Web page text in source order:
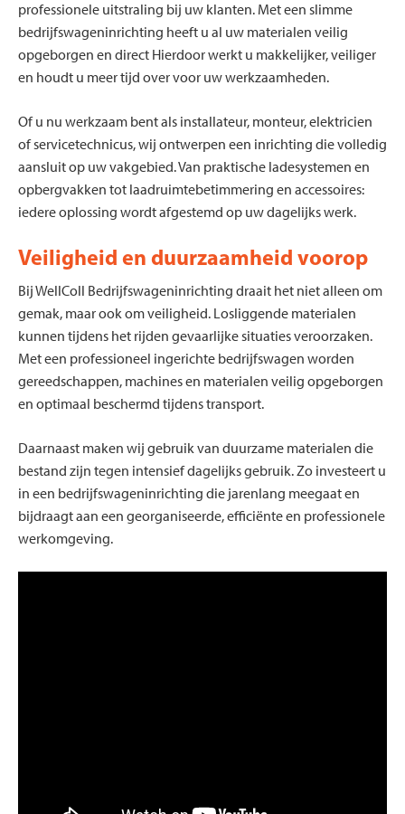
professionele uitstraling bij uw klanten. Met een slimme
bedrijfswageninrichting heeft u al uw materialen veilig
opgeborgen en direct Hierdoor werkt u makkelijker, veiliger
en houdt u meer tijd over voor uw werkzaamheden.
Of u nu werkzaam bent als installateur, monteur, elektricien
of servicetechnicus, wij ontwerpen een inrichting die volledig
aansluit op uw vakgebied. Van praktische ladesystemen en
opbergvakken tot laadruimtebetimmering en accessoires:
iedere oplossing wordt afgestemd op uw dagelijks werk.
Veiligheid en duurzaamheid voorop
Bij WellColl Bedrijfswageninrichting draait het niet alleen om
gemak, maar ook om veiligheid. Losliggende materialen
kunnen tijdens het rijden gevaarlijke situaties veroorzaken.
Met een professioneel ingerichte bedrijfswagen worden
gereedschappen, machines en materialen veilig opgeborgen
en optimaal beschermd tijdens transport.
Daarnaast maken wij gebruik van duurzame materialen die
bestand zijn tegen intensief dagelijks gebruik. Zo investeert u
in een bedrijfswageninrichting die jarenlang meegaat en
bijdraagt aan een georganiseerde, efficiënte en professionele
werkomgeving.